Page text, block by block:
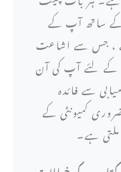
ساتھ آپ کے
، جس سے اشاعت
کے لئے آپ کی آن
سے فائدہ
کمیونٹی کے
ہے۔